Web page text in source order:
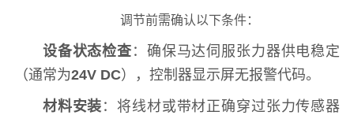
调节前需确认以下条件：
设备状态检查 ：确保马达伺服张力器供电稳定
（通常为24V DC），控制器显示屏无报警代码。
材料安装 ：将线材或带材正确穿过张力传感器